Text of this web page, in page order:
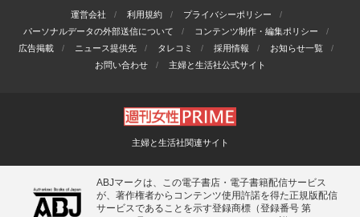
運営会社 利用規約
プライバシーポリシー
パーソナルデータの外部送信について
コンテンツ制作・編集ポリシー
広告掲載
ニュース提供先 タレコミ 採用情報
お知らせ一覧
お問い合わせ
主婦と生活社公式サイト
主婦と生活社関連サイト
ABJマークは、この電子書店・電子書籍配信サービス
が、著作権者からコンテンツ使用許諾を得た正規版配信
サービスであることを示す登録商標（登録番号 第